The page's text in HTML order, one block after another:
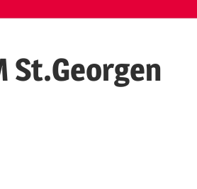
St.Georgen